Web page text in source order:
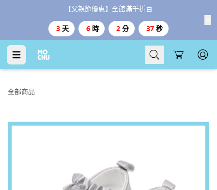
【父親節優惠】全館滿千折百
3 天 6 時 2 分 36 秒
Cart
全部商品